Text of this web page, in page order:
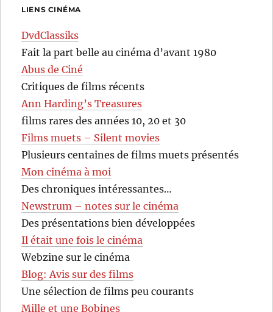
LIENS CINÉMA
DvdClassiks
Fait la part belle au cinéma d’avant 1980
Abus de Ciné
Critiques de films récents
Ann Harding’s Treasures
films rares des années 10, 20 et 30
Films muets – Silent movies
Plusieurs centaines de films muets présentés
Mon cinéma à moi
Des chroniques intéressantes…
Newstrum – notes sur le cinéma
Des présentations bien développées
Il était une fois le cinéma
Webzine sur le cinéma
Blog: Avis sur des films
Une sélection de films peu courants
Mille et une Bobines